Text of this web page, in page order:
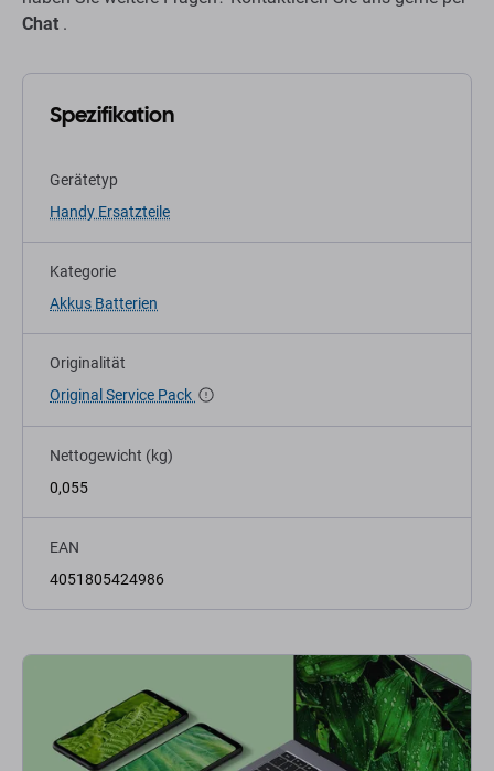
Chat .
Spezifikation
Gerätetyp
Handy Ersatzteile
Kategorie
Akkus Batterien
Originalität
Original Service Pack
Nettogewicht (kg)
0,055
EAN
4051805424986